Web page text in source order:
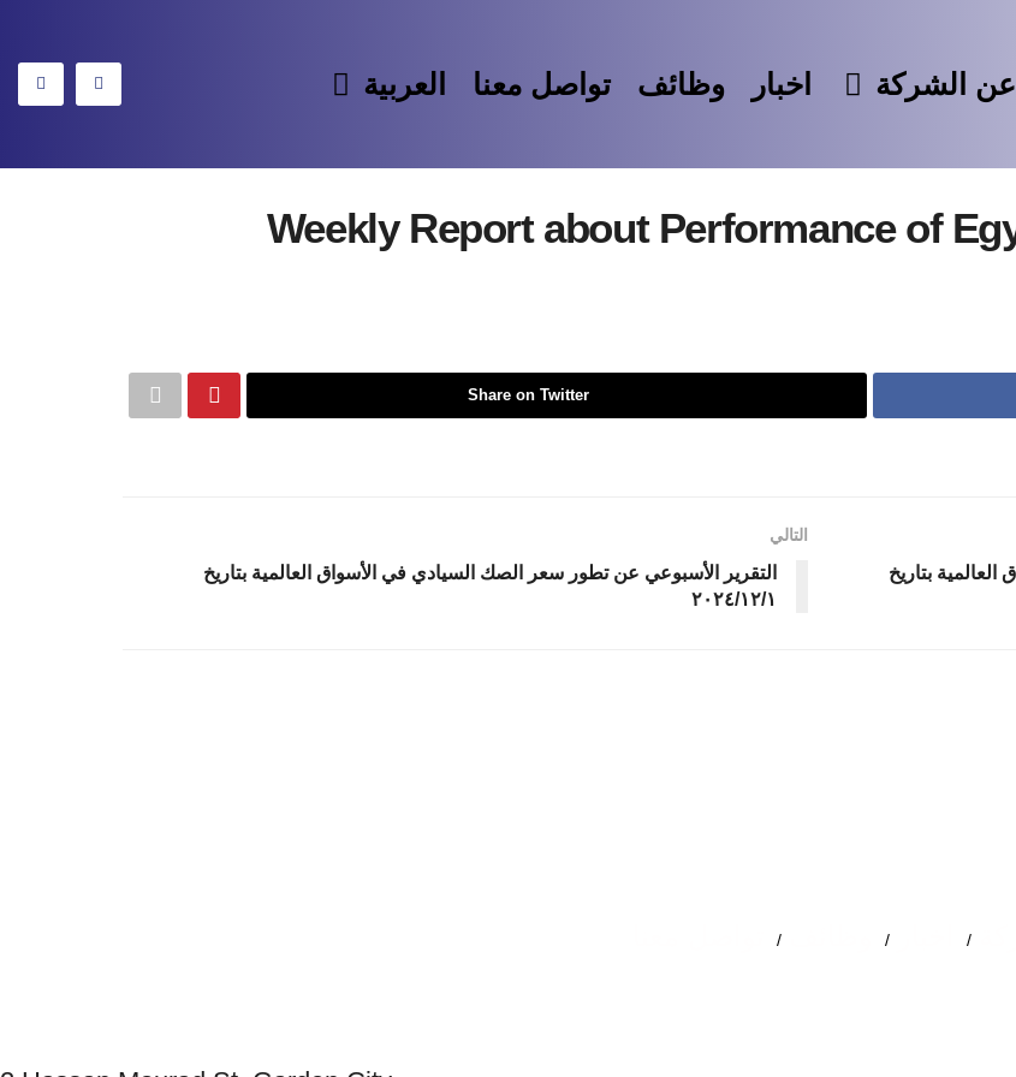
عن الشركة اخبار وظائف تواصل معنا العربية
Weekly Report about Performance of
Share on Twitter
بتاريخ
التالي
التقرير الأسبوعي عن تطور سعر الصك السيادي في الأسواق العالمية بتاريخ
٢٠٢٤/١٢/١